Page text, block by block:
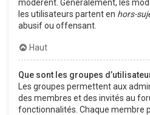
modèrent. Généralement, les
les utilisateurs partent en hors-
abusif ou offensant.
Haut
Que sont les groupes
Les groupes permettent aux
des membres et des invités au
fonctionnalités. Chaque membre